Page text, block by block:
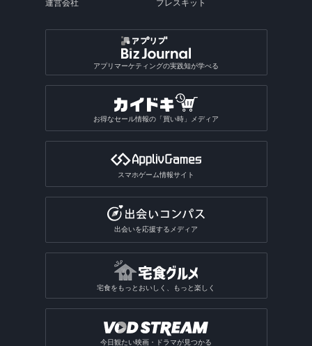
運営会社 プレスキット
アプリマーケティングの実践知が学べる
お得なセール情報の「買い時」メディア
スマホゲーム情報サイト
出会いを応援するメディア
宅食をもっとおいしく、もっと楽しく
今日観たい映画・ドラマが見つかる